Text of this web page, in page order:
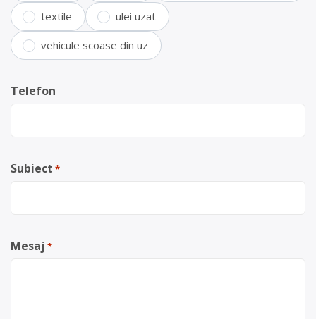
textile ulei uzat
vehicule scoase din uz
Telefon
Subiect *
Mesaj *